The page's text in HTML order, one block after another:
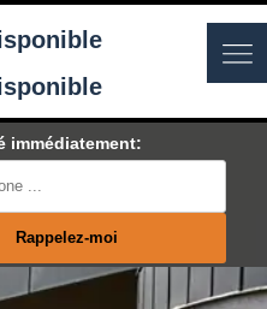
immédiatement: